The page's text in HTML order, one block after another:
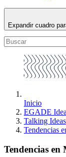
Expandir cuadro
Inicio
EGADE
Talking Ideas
Tendencias
Tendencias